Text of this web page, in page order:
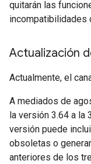
quitarán las
incompatibilidades
Actualización
Actualmente, el
A mediados de
la versión 3.64 a la
versión puede
obsoletas o
anteriores de los